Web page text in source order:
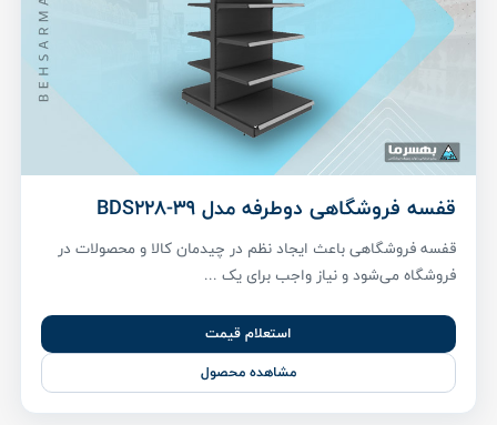
قفسه فروشگاهی دوطرفه مدل BDS228-39
قفسه فروشگاهی باعث ایجاد نظم در چیدمان کالا و محصولات در
فروشگاه می‌شود و نیاز واجب برای یک ...
استعلام قیمت
مشاهده محصول